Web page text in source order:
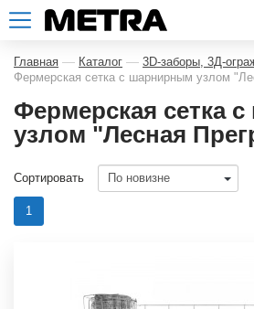
Главная — Каталог — 3D-заборы, 3Д-
Фермерская сетка с шарнирным узлом
Фермерская сетка
узлом "Лесная
1
Сортировать